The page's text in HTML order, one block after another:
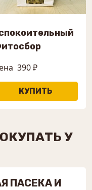
390 ₽
У
ПАСЕКА И